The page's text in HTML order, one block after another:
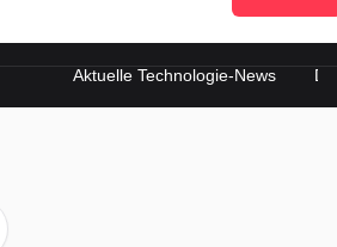
Aktuelle Technologie-News